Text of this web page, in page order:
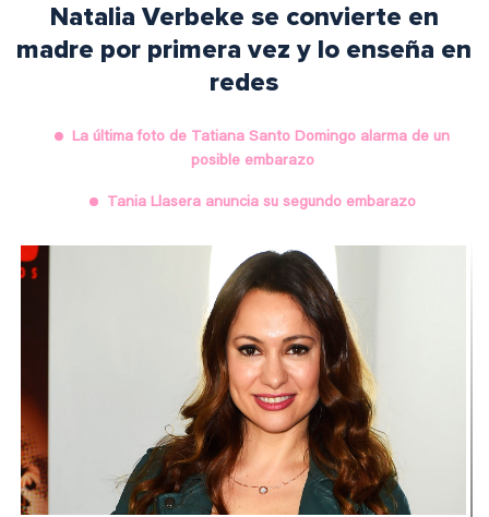
Natalia Verbeke se convierte en
madre por primera vez y lo enseña en
redes
La última foto de Tatiana Santo Domingo alarma de un
posible embarazo
Tania Llasera anuncia su segundo embarazo